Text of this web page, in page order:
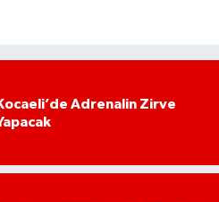
Adrenalin Zirve